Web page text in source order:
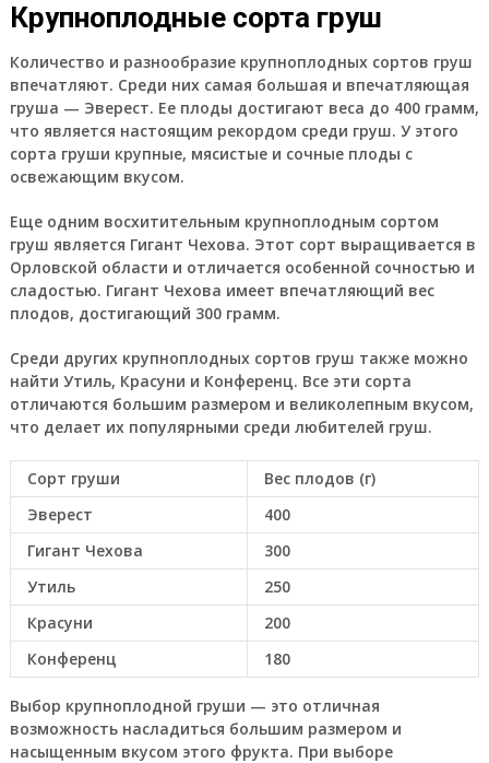
Крупноплодные сорта груш
Количество и разнообразие крупноплодных сортов груш
впечатляют. Среди них самая большая и впечатляющая
груша — Эверест. Ее плоды достигают веса до 400 грамм,
что является настоящим рекордом среди груш. У этого
сорта груши крупные, мясистые и сочные плоды с
освежающим вкусом.
Еще одним восхитительным крупноплодным сортом
груш является Гигант Чехова. Этот сорт выращивается в
Орловской области и отличается особенной сочностью и
сладостью. Гигант Чехова имеет впечатляющий вес
плодов, достигающий 300 грамм.
Среди других крупноплодных сортов груш также можно
найти Утиль, Красуни и Конференц. Все эти сорта
отличаются большим размером и великолепным вкусом,
что делает их популярными среди любителей груш.
Сорт груши
Вес плодов (г)
Эверест
400
Гигант Чехова
300
Утиль
250
Красуни
200
Конференц
180
Выбор крупноплодной груши — это отличная
возможность насладиться большим размером и
насыщенным вкусом этого фрукта. При выборе